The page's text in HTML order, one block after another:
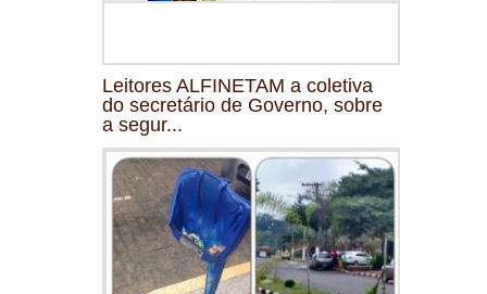
Leitores ALFINETAM a coletiva
do secretário de Governo, sobre
a segur...